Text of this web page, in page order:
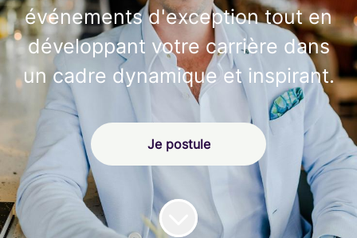
événements d'exception tout en
développant votre carrière dans
un cadre dynamique et inspirant.
Je postule